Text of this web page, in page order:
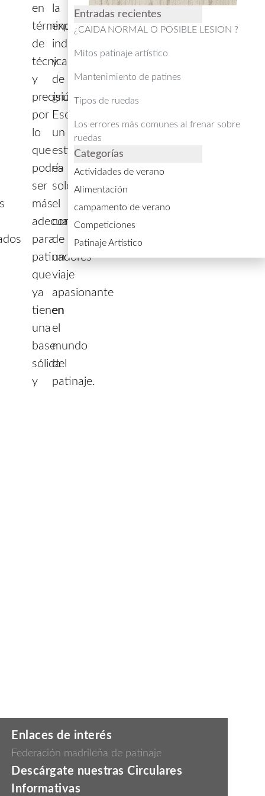
en
términos
de
técnica
y
precisión,
por
lo
que
podría
ser
más
adecuado
para
patinadores
que
ya
tienen
una
base
sólida
y
la
expresión
individual
y
de
grupo.
Escoger
un
estilo
es
solo
el
comienzo
de
un
viaje
apasionante
en
el
mundo
del
patinaje.
Enlaces de interés
Federación madrileña de patinaje
Descárgate nuestras Circulares
Informativas
Entradas recientes
¿CAIDA NORMAL O POSIBLE LESION ?
Mitos patinaje artístico
Mantenimiento de patines
Tipos de ruedas
Los errores más comunes al frenar sobre
ruedas
Categorías
Actividades de verano
Alimentación
campamento de verano
Competiciones
Patinaje Artístico